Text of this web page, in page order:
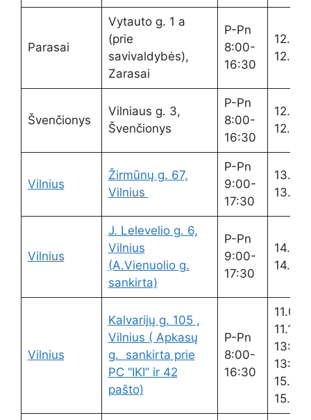
Parasai
Vytauto g. 1 a
(prie
savivaldybės),
Zarasai
P-Pn
8:00-
16:30
12.00-
12.30
Švenčionys
Vilniaus g. 3,
Švenčionys
P-Pn
8:00-
16:30
12.00-
12.30
Vilnius
Žirmūnų g. 67,
Vilnius
P-Pn
9:00-
17:30
13.00-
13.30
Vilnius
J. Lelevelio g. 6,
Vilnius
(A.Vienuolio g.
sankirta)
P-Pn
9:00-
17:30
14.00-
14.30
Vilnius
Kalvarijų g. 105 ,
Vilnius ( Apkasų
g. sankirta prie
PC “IKI” ir 42
pašto)
P-Pn
8:00-
16:30
11.00-
11.15
13:00-
13:30
15.00-
15.15